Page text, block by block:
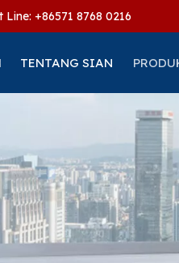
Line: +86571 8768 0216
TENTANG SIAN